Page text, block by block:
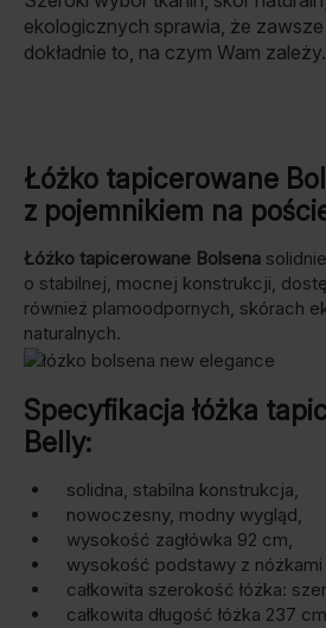
ekologicznych sprawia, że
dokładnie to, na czym Wam zależy.
Łóżko tapicerowane
z pojemnikiem na
Łóżko tapicerowane Bolsena
o stabilnej, mocnej konstrukcji,
również plamoodpornych, skórach
naturalnych.
Specyfikacja łóżka
Belly:
solidna, stabilna konstrukcja,
nowoczesny, modny wygląd,
wysokość zagłówka 92 cm,
wysokość podstawy z
całkowita szerokość łóżka:
całkowita długość łóżka 237